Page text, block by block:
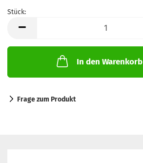
Stück:
In den Warenkorb
Frage zum Produkt